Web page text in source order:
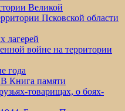
Великой
Псковской области
лагерей
войне на территории
года
памяти
товарищах, о боях-